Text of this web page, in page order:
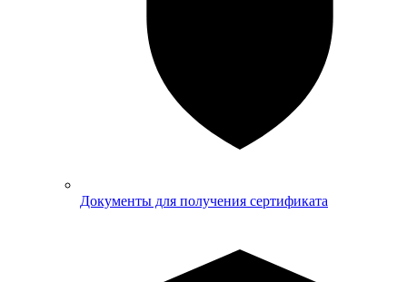
Документы для получения сертификата